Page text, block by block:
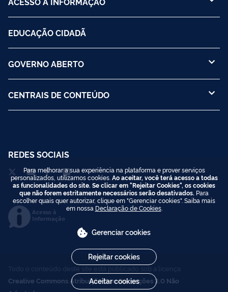
EDUCAÇÃO CIDADÃ
GOVERNO ABERTO
CENTRAIS DE CONTEÚDO
REDES SOCIAIS
Acesso à
Informação
Todo o conteúdo deste site está publicado sob a licença
Creative Commons Atribuição-SemDerivações 3.0 Não
Para melhorar a sua experiência na plataforma e prover serviços
personalizados, utilizamos cookies. Ao aceitar, você terá acesso a todas
as funcionalidades do site. Se clicar em "Rejeitar Cookies", os cookies
que não forem estritamente necessários serão desativados. Para
escolher quais quer autorizar, clique em "Gerenciar cookies". Saiba mais
em nossa Declaração de Cookies.
Gerenciar cookies
Rejeitar cookies
Aceitar cookies